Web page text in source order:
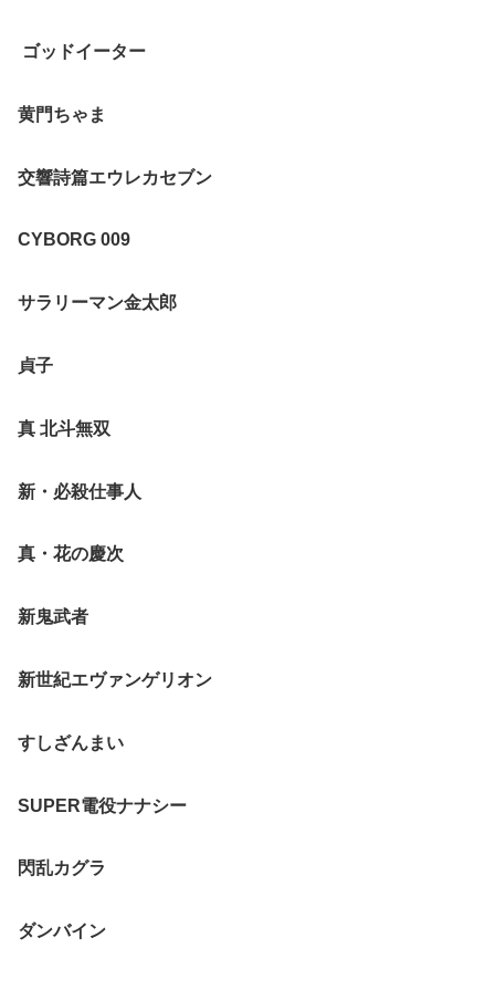
ゴッドイーター
黄門ちゃま
交響詩篇エウレカセブン
CYBORG 009
サラリーマン金太郎
貞子
真 北斗無双
新・必殺仕事人
真・花の慶次
新鬼武者
新世紀エヴァンゲリオン
すしざんまい
SUPER電役ナナシー
閃乱カグラ
ダンバイン